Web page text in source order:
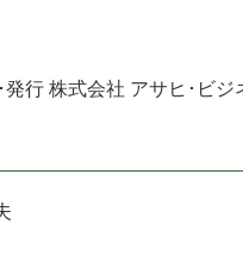
発行 株式会社 アサヒ･ビジ